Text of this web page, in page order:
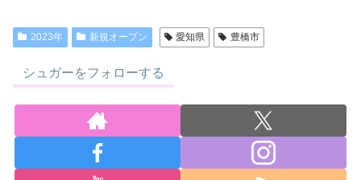
2023年 新規オープン 愛知県 豊橋市
シュガーをフォローする